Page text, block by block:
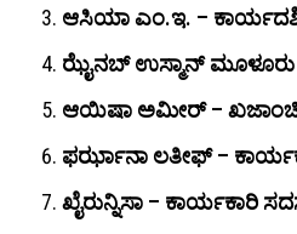
ಆಸಿಯಾ ಎಂ.ಇ. –
ಝೈನಬ್ ಉಸ್ಮಾನ್
ಆಯಿಷಾ ಅಮೀರ್ –
ಫರ್ಝಾನಾ ಲತೀಫ್ –
ಖೈರುನ್ನಿಸಾ – ಕಾರ್ಯಕಾರಿ